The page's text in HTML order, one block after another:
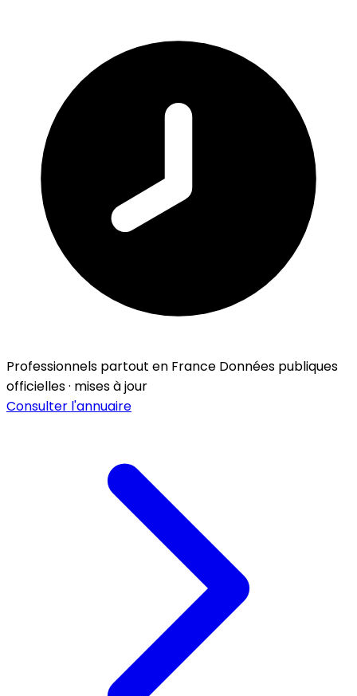
Professionnels partout en France Données publiques
officielles · mises à jour
Consulter l'annuaire